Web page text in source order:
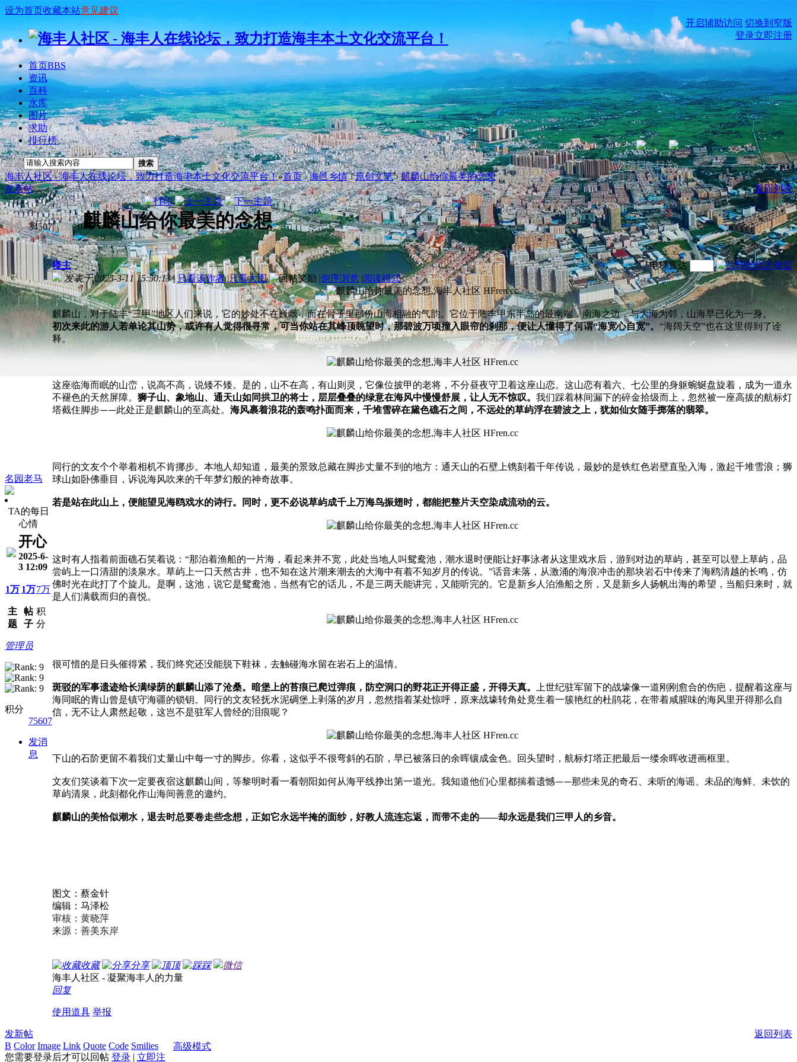
设为首页收藏本站意见建议
开启辅助访问 切换到窄版
登录立即注册
首页BBS
资讯
百科
水库
图片
求助
排行榜
搜索 搜索
海丰人社区 - 海丰人在线论坛，致力打造海丰本土文化交流平台！»首页 › 海邑乡情 › 原创文笔 › 麒麟山给你最美的念想
返回列表
发新帖
查看: 34507|回复: 0麒麟山给你最美的念想
[复制链接]
名园老马
TA的每日
心情
开心
2025-6-
3 12:09
1万
主
题
1万
帖
子
7万
积
分
管理员
积分
75607
发消
息
电梯直达
楼主
发表于 2025-3-11 15:50:13 | 只看该作者 |只看大图 |倒序浏览 |阅读模式
麒麟山，对于陆丰“三甲”地区人们来说，它的妙处不在巍峨，而在骨子里那份山海相融的气韵。它位于陆丰甲东半岛的最南端，南海之边，与大海为邻，山海早已化为一身。
初次来此的游人若单论其山势，或许有人觉得很寻常，可当你站在其峰顶眺望时，那碧波万顷撞入眼帘的刹那，便让人懂得了何谓“海宽心自宽”。 “海阔天空”也在这里得到了诠
释。
这座临海而眠的山峦 ，说高不高 ，说矮不矮。是的 ， 山不在高，有山则灵，它像位披甲的老将 ，不分昼夜守卫着这座山恋。这山恋有着六 、七公里的身躯蜿蜒盘旋着， 成为一道永
不褪色的天然屏障。 狮子山、象地山、通天山如同拱卫的将士，层层叠叠的绿意在海风中慢慢舒展 ，让人无不惊叹。 我们踩着林间漏下的碎金拾级而上，忽然被一座高拔的航标灯
塔截住脚步——此处正是麒麟山的至高处。 海风裹着浪花的轰鸣扑面而来，千堆雪碎在黛色礁石之间，不远处的草屿浮在碧波之上， 犹如仙女随手掷落的翡翠。
同行的文友个个举着相机不肯挪步。本地人却知道，最美的景致总藏在脚步丈量不到的地方：通天山的石壁上镌刻着千年传说， 最妙的是铁红色岩壁直坠入海，激起千堆雪浪； 狮
球山如卧佛垂目， 诉说海风吹来的千年梦幻般的神奇故事。
若是站在此山上，便能望见海鸥戏水的诗行。同时， 更不必说草屿成千上万海鸟振翅时，都能把整片天空染成流动的云。
这时有人指着前面礁石笑着说： “那泊着渔船的一 片海 ，看起来并不宽 ， 此处当地人叫鸳鸯池，潮水退时便能让好事泳者从这里戏水后， 游到 对边的草屿 ，甚至可以登上草屿，品
尝屿上一口清甜的淡泉水。草屿 上一口天然古井，也不知在这片潮来潮去的大海中有着不知岁月的传说。”话音未落，从激涌的海浪冲击的那块岩石中传来了海鸥清越的长鸣，仿
佛时光在此打了个旋儿。是啊， 这池 ，说它是鸳鸯池 ，当然有它的话 儿 ，不是三两天能讲完 ， 又 能听完的。 它是新乡人 泊渔船之所，又是新乡人 扬帆出海的希望， 当船归来时，就
是 人们满载而归的喜悦。
很可惜的是 日头催得紧，我们终究还没能脱下鞋袜，去触碰海水留在岩石上的温情。
斑驳的军事遗迹给长满绿荫的麒麟山添了沧桑。暗堡上的苔痕已爬过弹痕，防空洞口的野花正开得正盛，开得天真。 上世纪驻军留下的战壕像一道刚刚 愈合的伤疤，提醒着这座与
海同眠的青山曾是镇守海疆的锁钥。同行的文友轻抚水泥碉堡上剥落的岁月，忽然指着某处惊呼，原来战壕转角处竟生着一簇艳红的杜鹃花，在带着咸腥味的海风里开得那么 自
信，无不让 人 肃然起敬，这岂不是驻军人曾经的泪痕呢？
下山的石阶更留不着我们丈量山中每一寸的脚步。你看，这似乎不很弯斜的石阶，早已被落日 的余晖镶成金色。回头望时，航标灯塔正把最后一缕余晖收进画框里。
文友们笑谈着下次一定要夜宿这麒麟山间，等黎明时看一看朝阳如何从海平线挣出第一道光。我知道他们心里都揣着遗憾——那些未见的奇石、未听的海谣、未品的海鲜、 未饮的
草屿清泉，此刻都化作山海间善意的邀约。
麒麟山的美恰似潮水，退去时总要卷走些念想， 正如它永远半掩的面纱， 好教人流连忘返，而带不走的——却永远是我们三甲人的乡音。
图文：蔡金针
编辑：马泽松
审核：黄晓萍
来源：善美东岸
收藏 分享 顶 踩
微信
海丰人社区 - 凝聚海丰人的力量
回复
使用道具 举报
返回列表
发新帖
高级模式
B Color Image Link Quote Code Smilies
您需要登录后才可以回帖 登录 | 立即注
微信扫一扫关
注海丰人社区
公众号